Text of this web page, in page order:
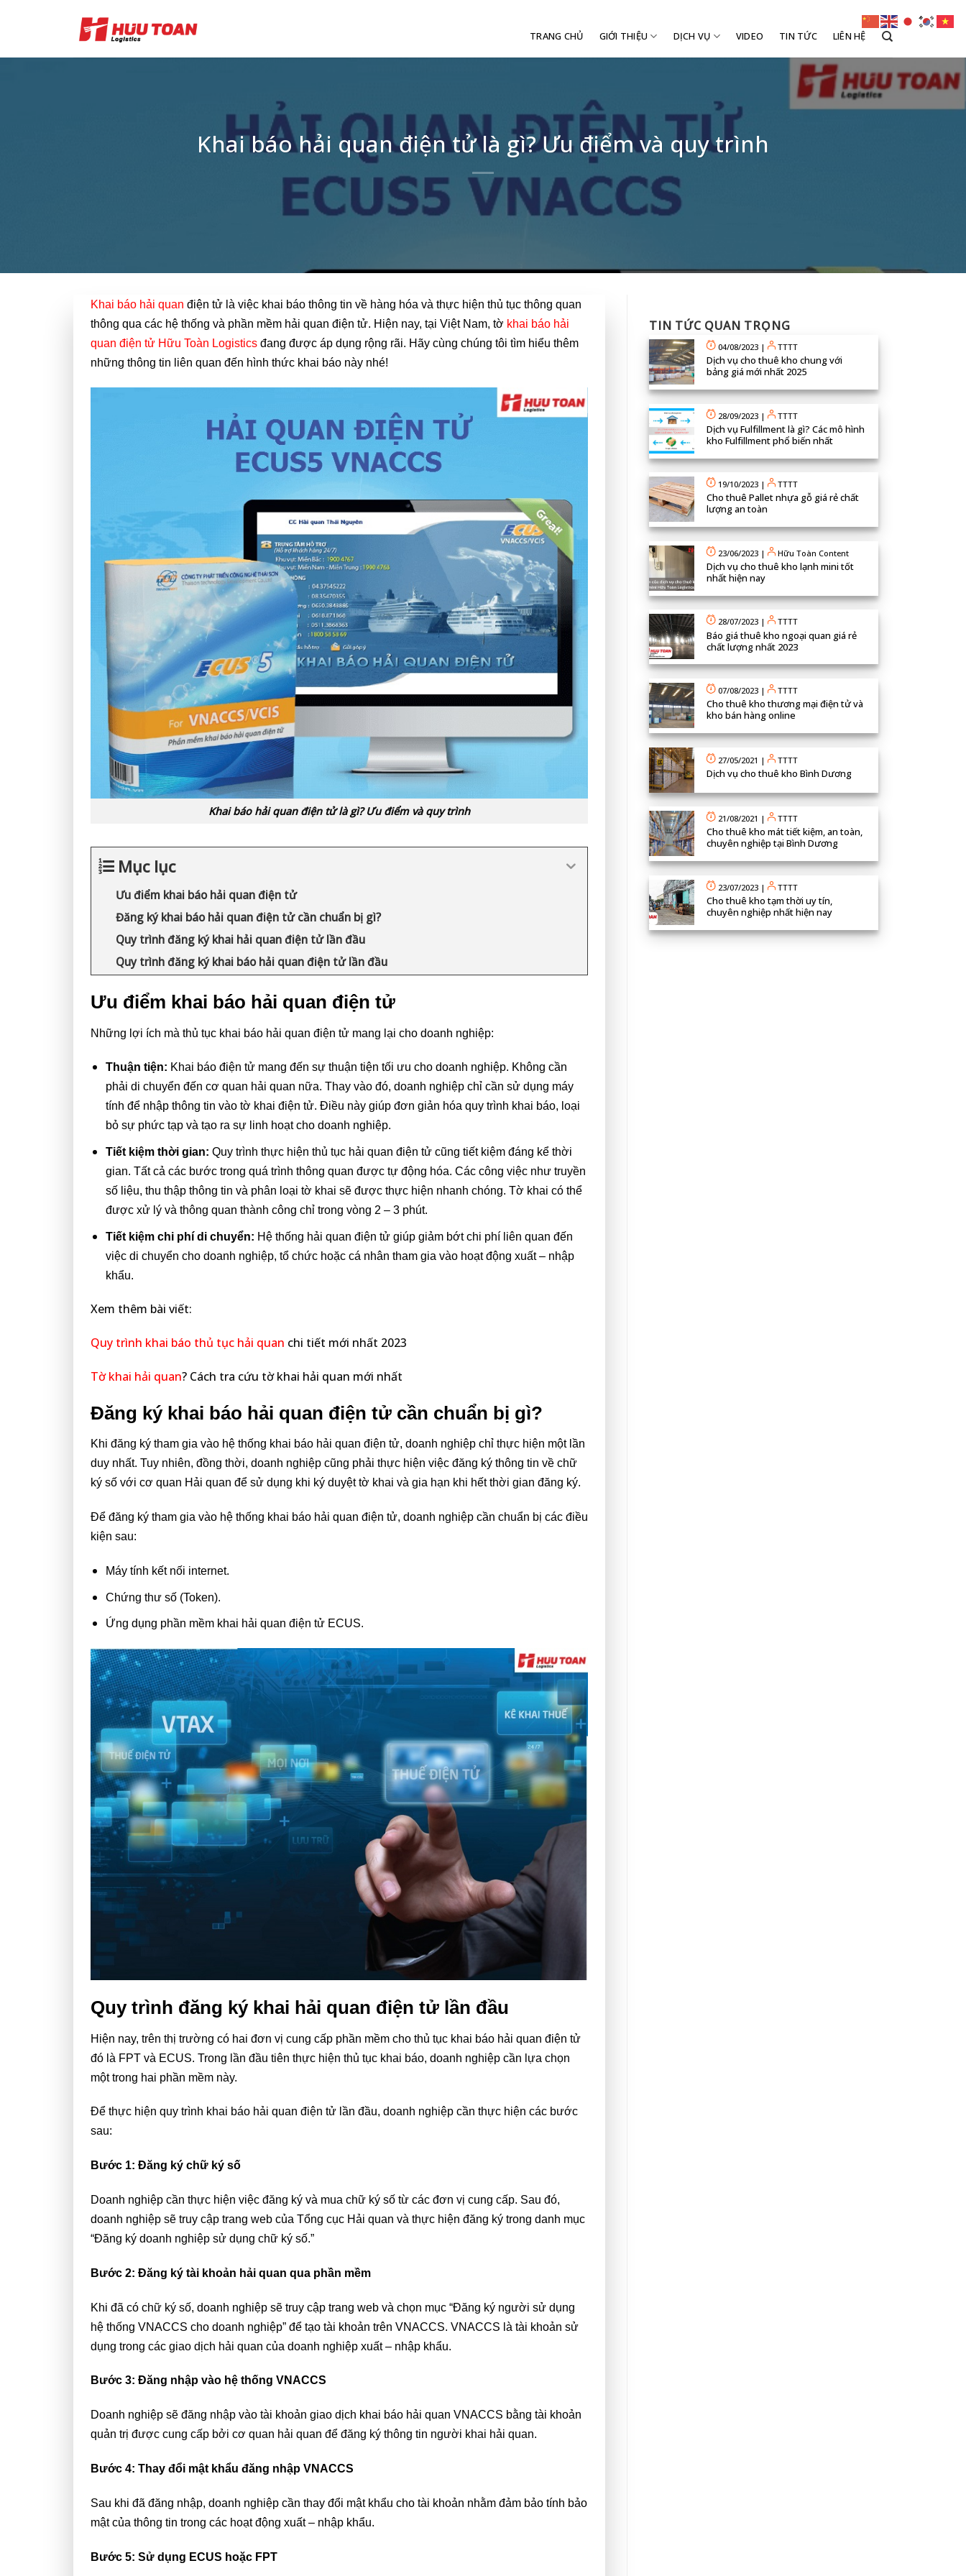
TRANG CHỦ GIỚI THIỆU DỊCH VỤ VIDEO TIN TỨC LIÊN HỆ
Khai báo hải quan điện tử là gì? Ưu điểm và quy trình
Khai báo hải quan điện tử là việc khai báo thông tin về hàng hóa và thực hiện thủ tục thông quan
thông qua các hệ thống và phần mềm hải quan điện tử. Hiện nay, tại Việt Nam, tờ khai báo hải
quan điện tử Hữu Toàn Logistics đang được áp dụng rộng rãi. Hãy cùng chúng tôi tìm hiểu thêm
những thông tin liên quan đến hình thức khai báo này nhé!
Khai báo hải quan điện tử là gì? Ưu điểm và quy trình
Mục lục
Ưu điểm khai báo hải quan điện tử
Đăng ký khai báo hải quan điện tử cần chuẩn bị gì?
Quy trình đăng ký khai hải quan điện tử lần đầu
Quy trình đăng ký khai báo hải quan điện tử lần đầu
Ưu điểm khai báo hải quan điện tử
Những lợi ích mà thủ tục khai báo hải quan điện tử mang lại cho doanh nghiệp:
Thuận tiện: Khai báo điện tử mang đến sự thuận tiện tối ưu cho doanh nghiệp. Không cần
phải di chuyển đến cơ quan hải quan nữa. Thay vào đó, doanh nghiệp chỉ cần sử dụng máy
tính để nhập thông tin vào tờ khai điện tử. Điều này giúp đơn giản hóa quy trình khai báo, loại
bỏ sự phức tạp và tạo ra sự linh hoạt cho doanh nghiệp.
Tiết kiệm thời gian: Quy trình thực hiện thủ tục hải quan điện tử cũng tiết kiệm đáng kể thời
gian. Tất cả các bước trong quá trình thông quan được tự động hóa. Các công việc như truyền
số liệu, thu thập thông tin và phân loại tờ khai sẽ được thực hiện nhanh chóng. Tờ khai có thể
được xử lý và thông quan thành công chỉ trong vòng 2 – 3 phút.
Tiết kiệm chi phí di chuyển: Hệ thống hải quan điện tử giúp giảm bớt chi phí liên quan đến
việc di chuyển cho doanh nghiệp, tổ chức hoặc cá nhân tham gia vào hoạt động xuất – nhập
khẩu.
Xem thêm bài viết:
Quy trình khai báo thủ tục hải quan chi tiết mới nhất 2023
Tờ khai hải quan? Cách tra cứu tờ khai hải quan mới nhất
Đăng ký khai báo hải quan điện tử cần chuẩn bị gì?
Khi đăng ký tham gia vào hệ thống khai báo hải quan điện tử, doanh nghiệp chỉ thực hiện một lần
duy nhất. Tuy nhiên, đồng thời, doanh nghiệp cũng phải thực hiện việc đăng ký thông tin về chữ
ký số với cơ quan Hải quan để sử dụng khi ký duyệt tờ khai và gia hạn khi hết thời gian đăng ký.
Để đăng ký tham gia vào hệ thống khai báo hải quan điện tử, doanh nghiệp cần chuẩn bị các điều
kiện sau:
Máy tính kết nối internet.
Chứng thư số (Token).
Ứng dụng phần mềm khai hải quan điện tử ECUS.
Quy trình đăng ký khai hải quan điện tử lần đầu
Hiện nay, trên thị trường có hai đơn vị cung cấp phần mềm cho thủ tục khai báo hải quan điện tử
đó là FPT và ECUS. Trong lần đầu tiên thực hiện thủ tục khai báo, doanh nghiệp cần lựa chọn
một trong hai phần mềm này.
Để thực hiện quy trình khai báo hải quan điện tử lần đầu, doanh nghiệp cần thực hiện các bước
sau:
Bước 1: Đăng ký chữ ký số
Doanh nghiệp cần thực hiện việc đăng ký và mua chữ ký số từ các đơn vị cung cấp. Sau đó,
doanh nghiệp sẽ truy cập trang web của Tổng cục Hải quan và thực hiện đăng ký trong danh mục
“Đăng ký doanh nghiệp sử dụng chữ ký số.”
Bước 2: Đăng ký tài khoản hải quan qua phần mềm
Khi đã có chữ ký số, doanh nghiệp sẽ truy cập trang web và chọn mục “Đăng ký người sử dụng
hệ thống VNACCS cho doanh nghiệp” để tạo tài khoản trên VNACCS. VNACCS là tài khoản sử
dụng trong các giao dịch hải quan của doanh nghiệp xuất – nhập khẩu.
Bước 3: Đăng nhập vào hệ thống VNACCS
Doanh nghiệp sẽ đăng nhập vào tài khoản giao dịch khai báo hải quan VNACCS bằng tài khoản
quản trị được cung cấp bởi cơ quan hải quan để đăng ký thông tin người khai hải quan.
Bước 4: Thay đổi mật khẩu đăng nhập VNACCS
Sau khi đã đăng nhập, doanh nghiệp cần thay đổi mật khẩu cho tài khoản nhằm đảm bảo tính bảo
mật của thông tin trong các hoạt động xuất – nhập khẩu.
Bước 5: Sử dụng ECUS hoặc FPT
TIN TỨC QUAN TRỌNG
04/08/2023 | TTTT
Dịch vụ cho thuê kho chung với
bảng giá mới nhất 2025
28/09/2023 | TTTT
Dịch vụ Fulfillment là gì? Các mô hình
kho Fulfillment phổ biến nhất
19/10/2023 | TTTT
Cho thuê Pallet nhựa gỗ giá rẻ chất
lượng an toàn
23/06/2023 | Hữu Toàn Content
Dịch vụ cho thuê kho lạnh mini tốt
nhất hiện nay
28/07/2023 | TTTT
Báo giá thuê kho ngoại quan giá rẻ
chất lượng nhất 2023
07/08/2023 | TTTT
Cho thuê kho thương mại điện tử và
kho bán hàng online
27/05/2021 | TTTT
Dịch vụ cho thuê kho Bình Dương
21/08/2021 | TTTT
Cho thuê kho mát tiết kiệm, an toàn,
chuyên nghiệp tại Bình Dương
23/07/2023 | TTTT
Cho thuê kho tạm thời uy tín,
chuyên nghiệp nhất hiện nay